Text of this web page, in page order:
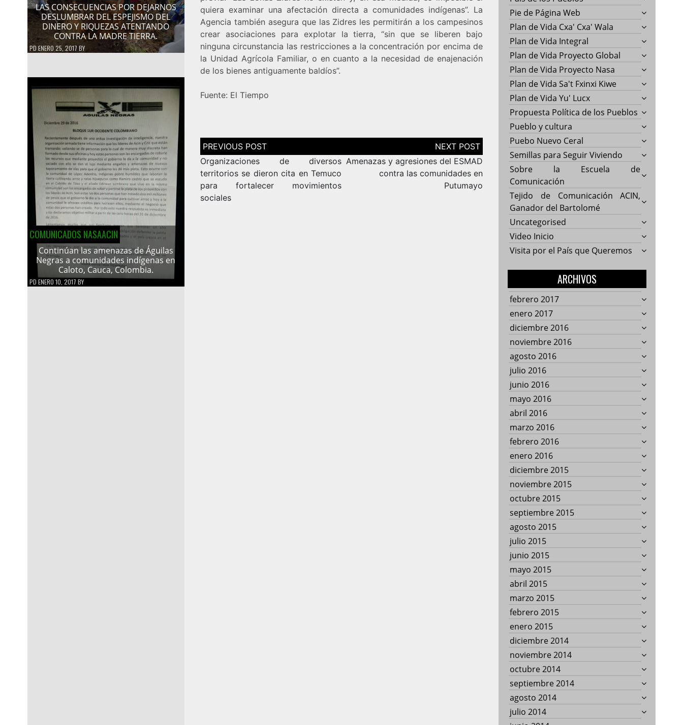
LAS CONSECUENCIAS POR DEJARNOS
DESLUMBRAR DEL ESPEJISMO DEL
DINERO Y RIQUEZAS ATENTANDO
CONTRA LA MADRE TIERRA.
PDENERO 25, 2017 BY
COMUNICADOS NASAACIN
Continúan las amenazas de Águilas
Negras a comunidades indígenas en
Caloto, Cauca, Colombia.
PD ENERO 10, 2017 BY
quiera examinar una afectación directa a comunidades indígenas”. La
Agencia también asegura que las Zidres les permitirán a los campesinos
crear asociaciones para explotar la tierra, “sin que se liberen bajo
ninguna circunstancia las restricciones a la concentración por encima de
la Unidad Agrícola Familiar, o en cuanto a la necesidad de enajenación
de los bienes antiguamente baldíos”.
Fuente: El Tiempo
Navegación
de
entradas
Organizaciones de diversos
territorios se dieron cita en Temuco
para fortalecer movimientos
sociales
Amenazas y agresiones del ESMAD
contra las comunidades en
Putumayo
Pie de Página Web
Plan de Vida Cxa' Cxa' Wala
Plan de Vida Integral
Plan de Vida Proyecto Global
Plan de Vida Proyecto Nasa
Plan de Vida Sa't Fxinxi Kiwe
Plan de Vida Yu' Lucx
Propuesta Política de los Pueblos
Pueblo y cultura
Puebo Nuevo Ceral
Semillas para Seguir Viviendo
Sobre la Escuela de
Comunicación
Tejido de Comunicación ACIN,
Ganador del Bartolomé
Uncategorised
Video Inicio
Visita por el País que Queremos
ARCHIVOS
febrero 2017
enero 2017
diciembre 2016
noviembre 2016
agosto 2016
julio 2016
junio 2016
mayo 2016
abril 2016
marzo 2016
febrero 2016
enero 2016
diciembre 2015
noviembre 2015
octubre 2015
septiembre 2015
agosto 2015
julio 2015
junio 2015
mayo 2015
abril 2015
marzo 2015
febrero 2015
enero 2015
diciembre 2014
noviembre 2014
octubre 2014
septiembre 2014
agosto 2014
julio 2014